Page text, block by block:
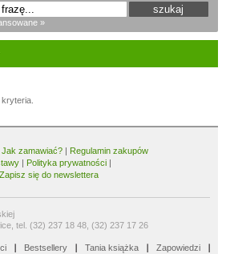
»
Jak zamawiać? | Regulamin zakupów
| Polityka prywatności |
Zapisz się do newslettera
tel. (32) 237 18 48, (32) 237 17 26
Bestsellery Tania książka Zapowiedzi